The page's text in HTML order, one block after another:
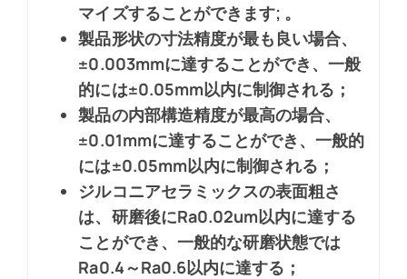
マイズすることができます; 。
製品形状の寸法精度が最も良い場合、
±0.003mmに達することができ、一般
的には±0.05mm以内に制御される；
製品の内部構造精度が最高の場合、
±0.01mmに達することができ、一般的
には±0.05mm以内に制御される；
ジルコニアセラミックスの表面粗さ
は、研磨後にRa0.02um以内に達する
ことができ、一般的な研磨状態では
Ra0.4～Ra0.6以内に達する；